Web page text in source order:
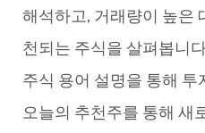
해석하고, 거래량이 높은
천되는 주식을 살펴봅니
주식 용어 설명을 통해
오늘의 추천주를 통해 새